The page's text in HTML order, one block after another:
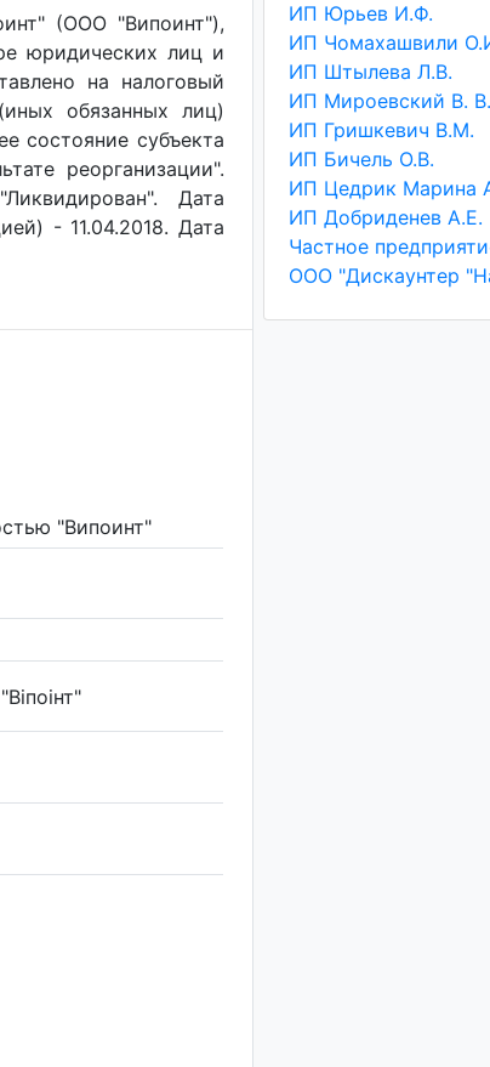
(ООО "Випоинт"),
юридических лиц и
на налоговый
обязанных лиц)
состояние субъекта
реорганизации".
Дата
- 11.04.2018. Дата
"Випоинт"
ИП Юрьев И.Ф.
ИП Чомахашвили
ИП Штылева Л.В.
ИП Мироевский В. В.
ИП Гришкевич В.М.
ИП Бичель О.В.
ИП Добриденев А.Е.